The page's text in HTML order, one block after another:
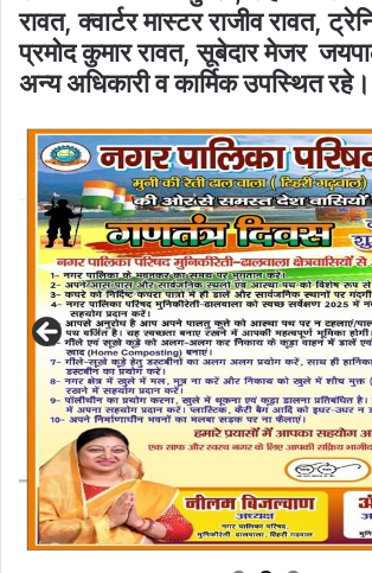
रावत, क्वार्टर मास्टर राजीव रावत,
प्रमोद कुमार रावत, सूबेदार मेजर
अन्य अधिकारी व कार्मिक उपस्थित रहे।